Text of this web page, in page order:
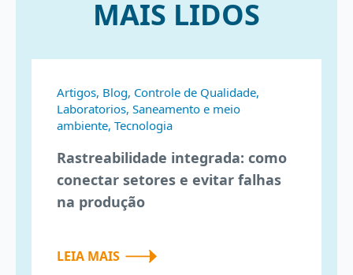
MAIS LIDOS
Artigos, Blog, Controle de Qualidade,
Laboratorios, Saneamento e meio
ambiente, Tecnologia
Rastreabilidade integrada: como
conectar setores e evitar falhas
na produção
LEIA MAIS